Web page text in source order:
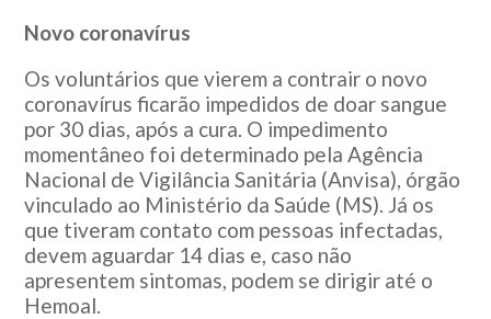
Novo coronavírus
Os voluntários que vierem a contrair o novo
coronavírus ficarão impedidos de doar sangue
por 30 dias, após a cura. O impedimento
momentâneo foi determinado pela Agência
Nacional de Vigilância Sanitária (Anvisa), órgão
vinculado ao Ministério da Saúde (MS). Já os
que tiveram contato com pessoas infectadas,
devem aguardar 14 dias e, caso não
apresentem sintomas, podem se dirigir até o
Hemoal.